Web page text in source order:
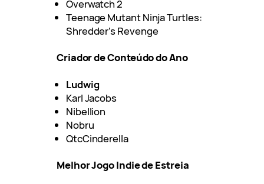
Overwatch 2
Teenage Mutant Ninja Turtles:
Shredder’s Revenge
Criador de Conteúdo do Ano
Ludwig
Karl Jacobs
Nibellion
Nobru
QtcCinderella
Melhor Jogo Indie de Estreia